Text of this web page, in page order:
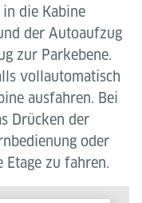
die Kabine
der Autoaufzug
zur Parkebene.
vollautomatisch
ausfahren. Bei
Drücken der
oder
zu fahren.